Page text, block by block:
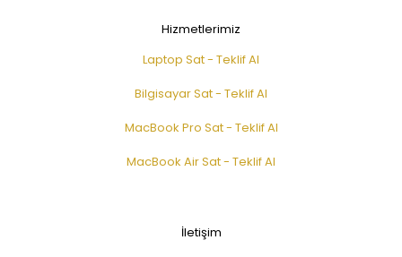
Hizmetlerimiz
Laptop Sat - Teklif Al
Bilgisayar Sat - Teklif Al
MacBook Pro Sat - Teklif Al
MacBook Air Sat - Teklif Al
İletişim